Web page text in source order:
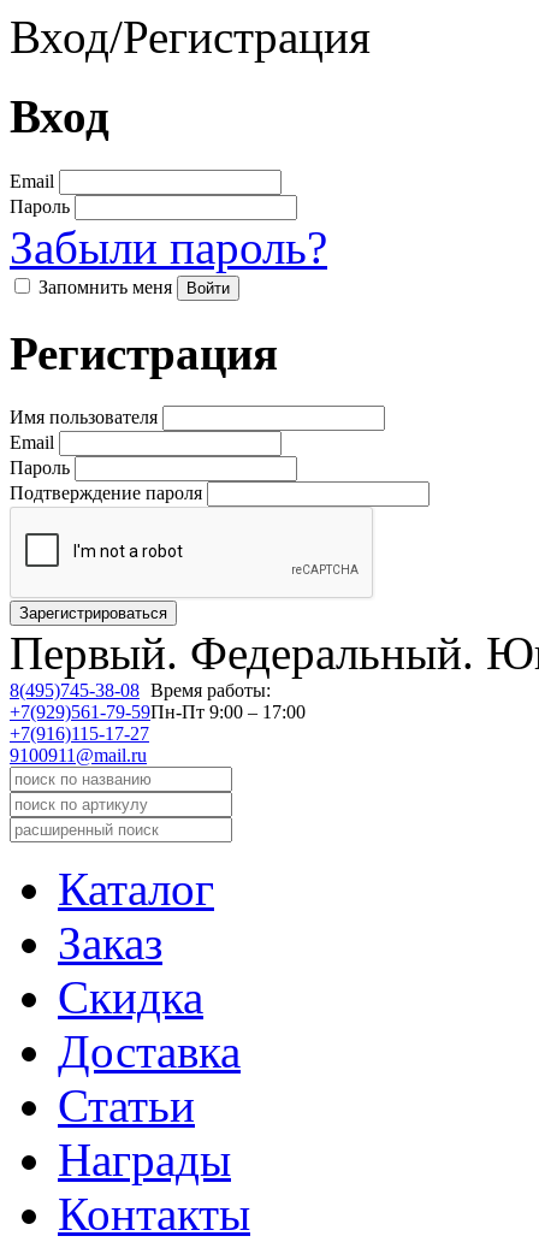
Вход/Регистрация
Вход
Email
Пароль
Забыли пароль?
Запомнить меня
Регистрация
Имя пользователя
Email
Пароль
Подтверждение пароля
Первый. Федеральный.
8(495)745-38-08
+7(929)561-79-59
+7(916)115-17-27
9100911@mail.ru
Время работы:
Пн-Пт 9:00 – 17:00
Каталог
Заказ
Скидка
Доставка
Статьи
Награды
Контакты